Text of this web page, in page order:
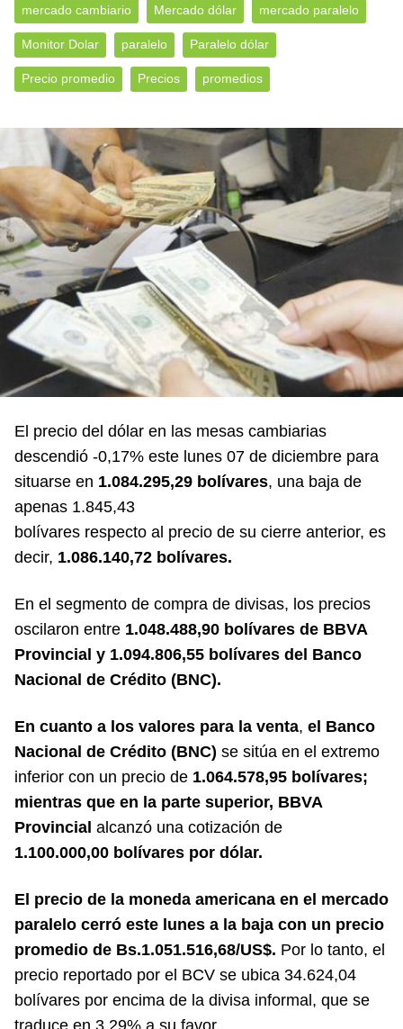
mercado cambiario Mercado dólar mercado paralelo
Monitor Dolar paralelo Paralelo dólar
Precio promedio Precios promedios
El precio del dólar en las mesas cambiarias
descendió -0,17% este lunes 07 de diciembre para
situarse en 1.084.295,29 bolívares, una baja de
apenas 1.845,43
bolívares respecto al precio de su cierre anterior, es
decir, 1.086.140,72 bolívares.
En el segmento de compra de divisas, los precios
oscilaron entre 1.048.488,90 bolívares de BBVA
Provincial y 1.094.806,55 bolívares del Banco
Nacional de Crédito (BNC).
En cuanto a los valores para la venta, el Banco
Nacional de Crédito (BNC) se sitúa en el extremo
inferior con un precio de 1.064.578,95 bolívares;
mientras que en la parte superior, BBVA
Provincial alcanzó una cotización de
1.100.000,00 bolívares por dólar.
El precio de la moneda americana en el mercado
paralelo cerró este lunes a la baja con un precio
promedio de Bs.1.051.516,68/US$. Por lo tanto, el
precio reportado por el BCV se ubica 34.624,04
bolívares por encima de la divisa informal, que se
traduce en 3,29% a su favor.